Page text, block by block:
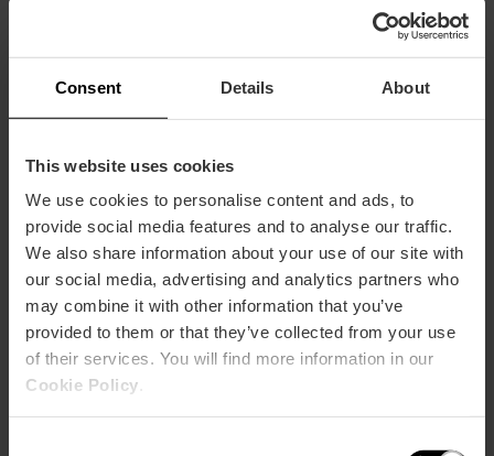
Consent Details About
This website uses cookies
We use cookies to personalise content and ads, to
provide social media features and to analyse our traffic.
We also share information about your use of our site with
our social media, advertising and analytics partners who
may combine it with other information that you’ve
provided to them or that they’ve collected from your use
of their services. You will find more information in our
Cookie Policy
Entdecken Sie die Strände von